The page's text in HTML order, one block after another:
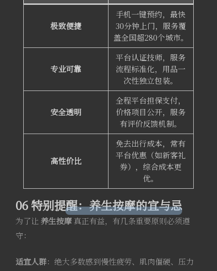
极致便捷
手机一键预约，最快
30分钟上门，服务覆
盖全国超280个城市。
专业可靠
平台认证技师，服务
流程标准化，用品一
次性独立包装。
安全透明
全程平台担保支付，
价格项目公开，服务
有评价反馈机制。
高性价比
免去出行成本，常有
平台优惠（如新客礼
券），综合成本更
优。
06 特别提醒：养生按摩的宜与忌
为了让 养生按摩真正有益，有几条重要原则必须遵
守：
适宜人群：绝大多数感到慢性疲劳、肌肉僵硬、压力